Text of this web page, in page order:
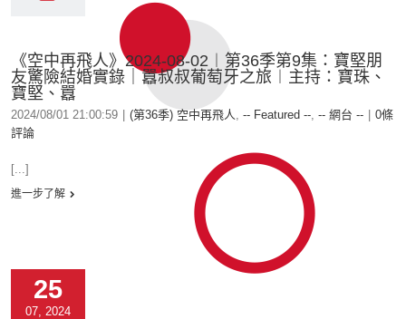
《空中再飛人》2024-08-02︱第36季第9集：寶堅朋
友驚險結婚實錄｜囂叔叔葡萄牙之旅︱主持：寶珠、
寶堅、囂
2024/08/01 21:00:59 (第36季) 空中再飛人, -- Featured --, -- 網台 --
0條
評論
[...]
進一步了解
25
07, 2024